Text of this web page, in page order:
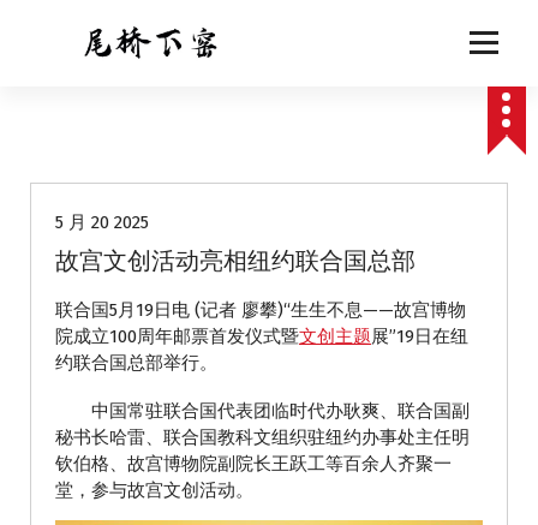
5 月 20 2025
故宫文创活动亮相纽约联合国总部
联合国5月19日电 (记者 廖攀)“生生不息——故宫博物
院成立100周年邮票首发仪式暨文创主题展”19日在纽
约联合国总部举行。
中国常驻联合国代表团临时代办耿爽、联合国副
秘书长哈雷、联合国教科文组织驻纽约办事处主任明
钦伯格、故宫博物院副院长王跃工等百余人齐聚一
堂，参与故宫文创活动。